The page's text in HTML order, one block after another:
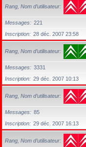
Rang, Nom d’utilisateur
Messages
221
Inscription
28 déc. 2007 23:58
Rang, Nom d’utilisateur
Messages
3331
Inscription
29 déc. 2007 10:13
Rang, Nom d’utilisateur
Messages
85
Inscription
29 déc. 2007 16:13
Rang, Nom d’utilisateur